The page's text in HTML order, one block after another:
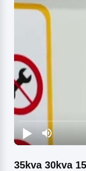
35kva 30kva